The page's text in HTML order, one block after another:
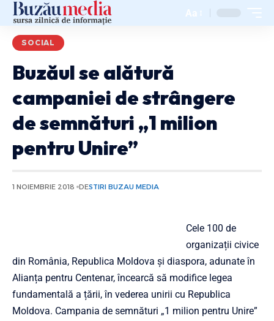
Aa
SOCIAL
Buzăul se alătură
campaniei de strângere
de semnături „1 milion
pentru Unire”
1 NOIEMBRIE 2018 DESTIRI BUZAU MEDIA
Cele 100 de
organizații civice
din România, Republica Moldova şi diaspora, adunate în
Alianța pentru Centenar, încearcă să modifice legea
fundamentală a țării, în vederea unirii cu Republica
Moldova. Campania de semnături „1 milion pentru Unire”